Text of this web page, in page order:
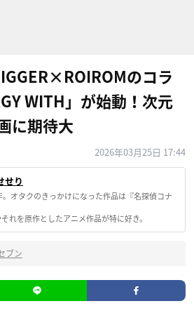
のコラ
WITH」が始動！次元
に期待大
2026年03月25日 17:44
せり
オタクのきっかけになった作品は『名探偵コナ
れを原作としたアニメ作品が特に好き。
ブン